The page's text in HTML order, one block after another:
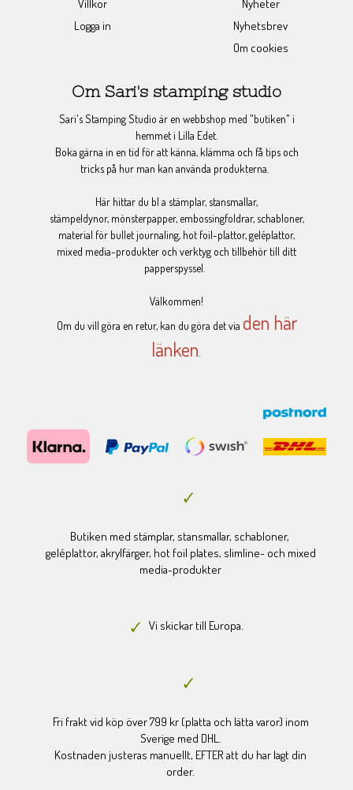
Villkor
Logga in
Nyheter
Nyhetsbrev
Om cookies
Om Sari's stamping studio
Sari's Stamping Studio är en webbshop med "butiken" i
hemmet i Lilla Edet.
Boka gärna in en tid för att känna, klämma och få tips och
tricks på hur man kan använda produkterna.
Här hittar du bl a stämplar, stansmallar,
stämpeldynor, mönsterpapper, embossingfoldrar, schabloner,
material för bullet journaling, hot foil-plattor, geléplattor,
mixed media-produkter och verktyg och tillbehör till ditt
papperspyssel.
Välkommen!
Om du vill göra en retur, kan du göra det via den här
länken.
Butiken med stämplar, stansmallar, schabloner,
geléplattor, akrylfärger, hot foil plates, slimline- och mixed
media-produkter
Vi skickar till Europa.
Fri frakt vid köp över 799 kr (platta och lätta varor) inom
Sverige med DHL.
Kostnaden justeras manuellt, EFTER att du har lagt din
order.